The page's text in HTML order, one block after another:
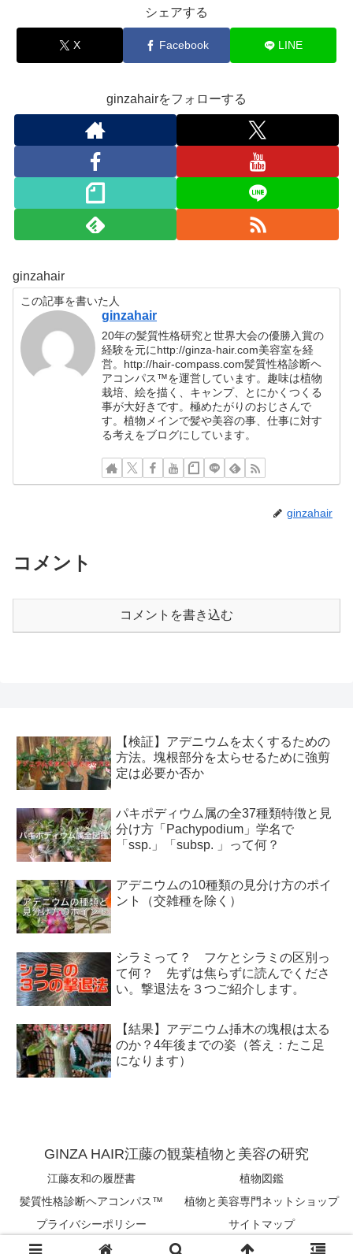
シェアする
X Facebook LINE
ginzahairをフォローする
ginzahair
この記事を書いた人
ginzahair
20年の髪質性格研究と世界大会の優勝入賞の
経験を元にhttp://ginza-hair.com美容室を経
営。http://hair-compass.com髪質性格診断ヘ
アコンパス™︎を運営しています。趣味は植物
栽培、絵を描く、キャンプ、とにかくつくる
事が大好きです。極めたがりのおじさんで
す。植物メインで髪や美容の事、仕事に対す
る考えをブログにしています。
ginzahair
コメント
コメントを書き込む
【検証】アデニウムを太くするための
方法。塊根部分を太らせるために強剪
定は必要か否か
パキポディウム属の全37種類特徴と見
分け方「Pachypodium」学名で
「ssp.」「subsp. 」って何？
アデニウムの10種類の見分け方のポイ
ント（交雑種を除く）
シラミって？ フケとシラミの区別っ
て何？ 先ずは焦らずに読んでくださ
い。撃退法を３つご紹介します。
【結果】アデニウム挿木の塊根は太る
のか？4年後までの姿（答え：たこ足
になります）
GINZA HAIR江藤の観葉植物と美容の研究
江藤友和の履歴書
植物図鑑
髪質性格診断ヘアコンパス™︎
植物と美容専門ネットショップ
プライバシーポリシー
サイトマップ